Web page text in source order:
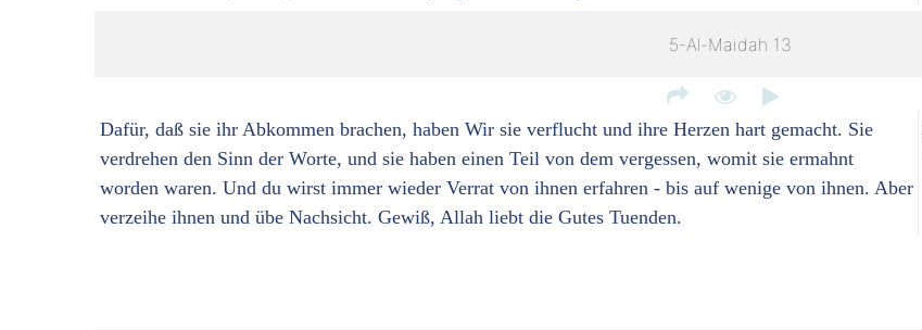
5-Al-Maidah 13
Dafür, daß sie ihr Abkommen brachen, haben Wir sie verflucht und ihre Herzen hart gemacht. Sie
verdrehen den Sinn der Worte, und sie haben einen Teil von dem vergessen, womit sie ermahnt
worden waren. Und du wirst immer wieder Verrat von ihnen erfahren - bis auf wenige von ihnen. Aber
verzeihe ihnen und übe Nachsicht. Gewiß, Allah liebt die Gutes Tuenden.